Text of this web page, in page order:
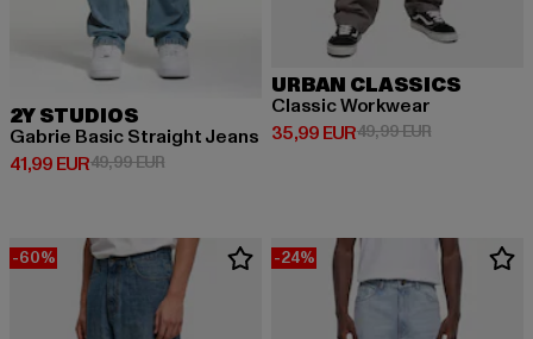
2Y STUDIOS
Gabrie Basic Straight Jeans
41,99 EUR
Derzeitiger Preis: 41,99 EUR
49,99 EURAktionspreis: 49,99 EUR
URBAN CLASSICS
Classic Workwear
35,99 EUR
Derzeitiger Preis: 35,99 EUR
49,99 EURAktionspreis:
-60% -24%